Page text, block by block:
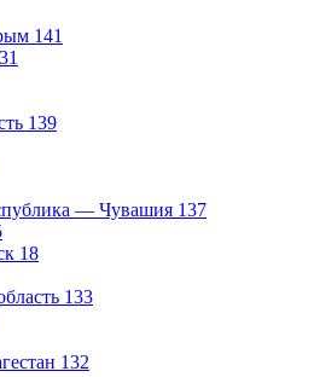
141
31
139
— Чувашия 137
18
133
132